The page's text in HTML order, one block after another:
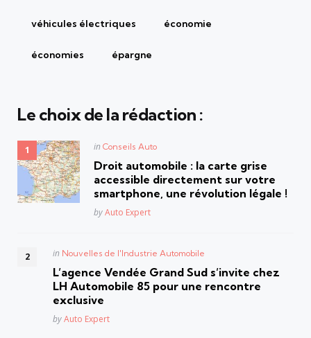
véhicules électriques économie
économies épargne
Le choix de la rédaction :
Posted
in Conseils Auto
Droit automobile : la carte grise
accessible directement sur votre
smartphone, une révolution légale !
Posted
byAuto Expert
Posted
in Nouvelles de l'Industrie Automobile
L’agence Vendée Grand Sud s’invite chez
LH Automobile 85 pour une rencontre
exclusive
Posted
byAuto Expert